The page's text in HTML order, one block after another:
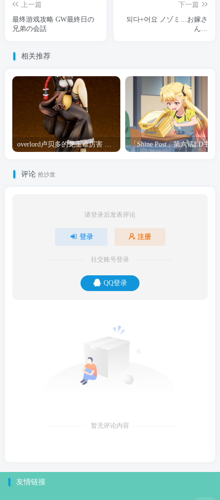
上一篇
最终游戏攻略 GW最終日の
兄弟の会話
下一篇
되다+어요 ノゾミ…お嫁さ
ん…
相关推荐
评论 抢沙发
请登录后发表评论
登录 注册
社交账号登录
QQ登录
暂无评论内容
友情链接